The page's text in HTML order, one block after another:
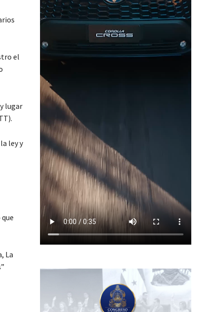
el
lugar
ley y
La